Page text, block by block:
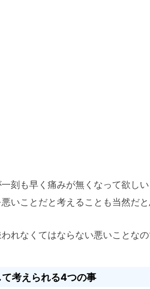
刻も早く痛みが無くなって欲し
いことだと考えることも当然だと
れなくてはならない悪いことなの
考えられる4つの事